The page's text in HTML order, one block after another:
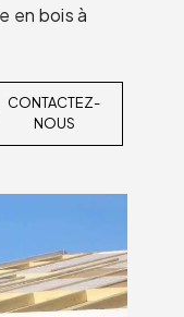
en bois à
CONTACTEZ-
NOUS